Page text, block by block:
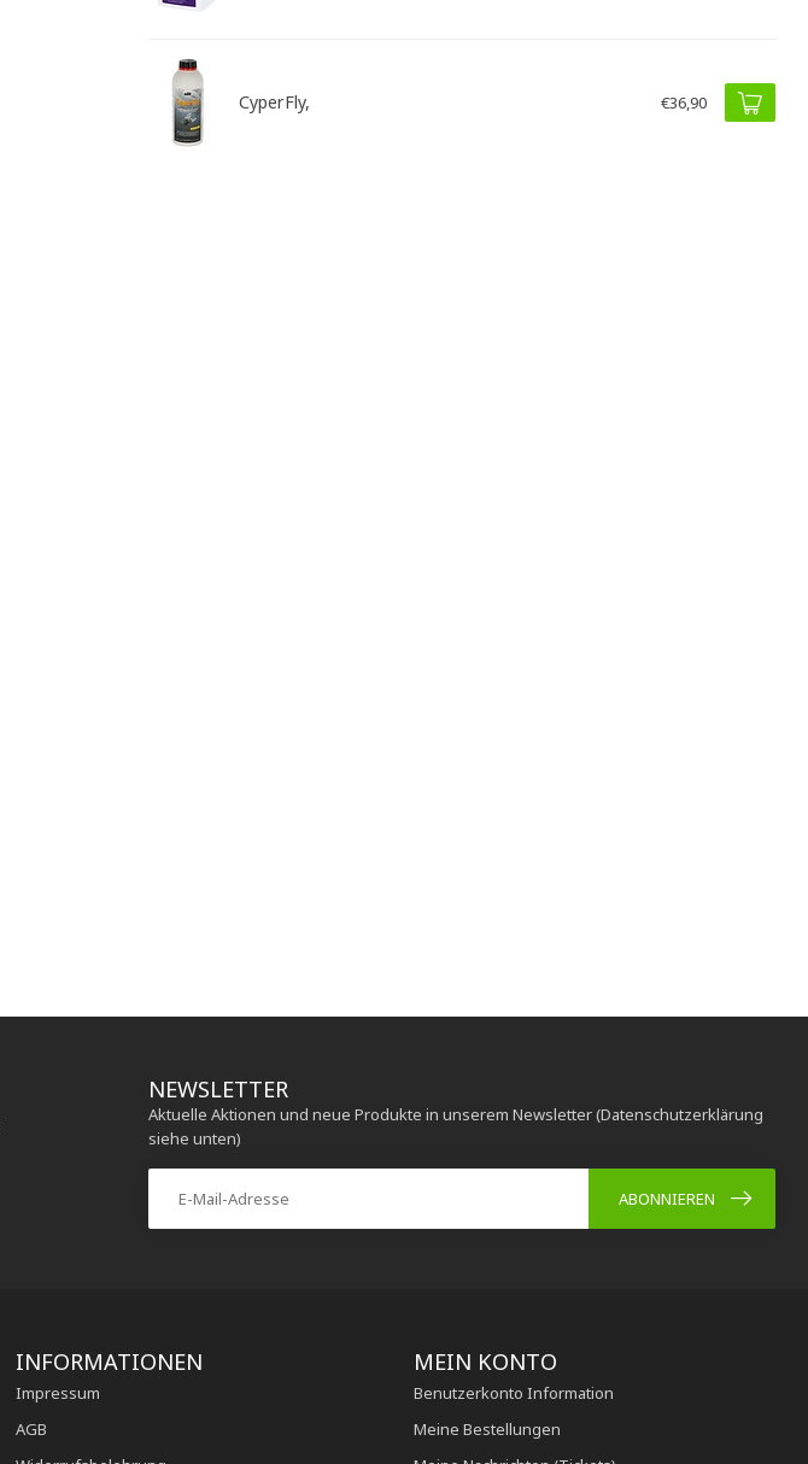
CyperFly, €36,90
NEWSLETTER
Aktuelle Aktionen und neue Produkte in unserem Newsletter (Datenschutzerklärung
siehe unten)
ABONNIEREN
INFORMATIONEN
Impressum
AGB
MEIN KONTO
Benutzerkonto Information
Meine Bestellungen